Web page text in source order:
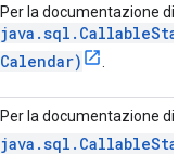
Per la documentazione di
Calendar)
Per la documentazione di